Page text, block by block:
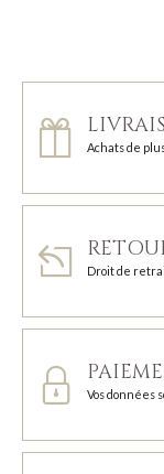
Achats de
Droit de
Vos données